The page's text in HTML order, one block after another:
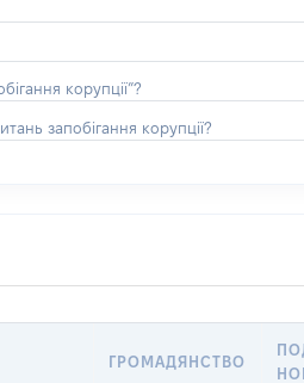
корупції”?
запобігання корупції?
ГРОМАДЯНСТВО